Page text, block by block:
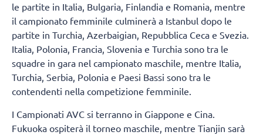
le partite in Italia, Bulgaria, Finlandia e Romania, mentre
il campionato femminile culminerà a Istanbul dopo le
partite in Turchia, Azerbaigian, Repubblica Ceca e Svezia.
Italia, Polonia, Francia, Slovenia e Turchia sono tra le
squadre in gara nel campionato maschile, mentre Italia,
Turchia, Serbia, Polonia e Paesi Bassi sono tra le
contendenti nella competizione femminile.
I Campionati AVC si terranno in Giappone e Cina.
Fukuoka ospiterà il torneo maschile, mentre Tianjin sarà